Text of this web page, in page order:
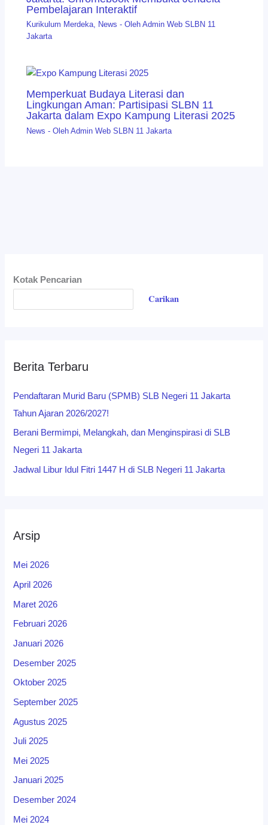
Pembelajaran Interaktif
Kurikulum Merdeka News - Oleh Admin Web SLBN 11
Jakarta
Memperkuat Budaya Literasi dan
Lingkungan Aman: Partisipasi SLBN 11
Jakarta dalam Expo Kampung Literasi 2025
News - Oleh Admin Web SLBN 11 Jakarta
Kotak Pencarian
Carikan
Berita Terbaru
Pendaftaran Murid Baru (SPMB) SLB Negeri 11 Jakarta
Tahun Ajaran 2026/2027!
Berani Bermimpi, Melangkah, dan Menginspirasi di SLB
Negeri 11 Jakarta
Jadwal Libur Idul Fitri 1447 H di SLB Negeri 11 Jakarta
Arsip
Mei 2026
April 2026
Maret 2026
Februari 2026
Januari 2026
Desember 2025
Oktober 2025
September 2025
Agustus 2025
Juli 2025
Mei 2025
Januari 2025
Desember 2024
Mei 2024